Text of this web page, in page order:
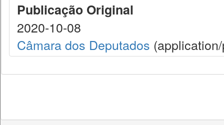
Publicação Original
2020-10-08
Câmara dos Deputados